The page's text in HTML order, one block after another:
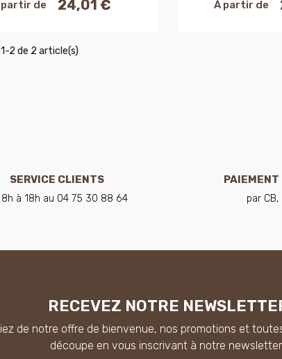
partir de Prix
24,01 € À partir de
2 de 2 article(s)
SERVICE CLIENTS
8h à 18h au 04 75 30 88 64
PAIEMENT
par CB,
RECEVEZ NOTRE
de notre offre de bienvenue, nos promotions et
découpe en vous inscrivant à notre